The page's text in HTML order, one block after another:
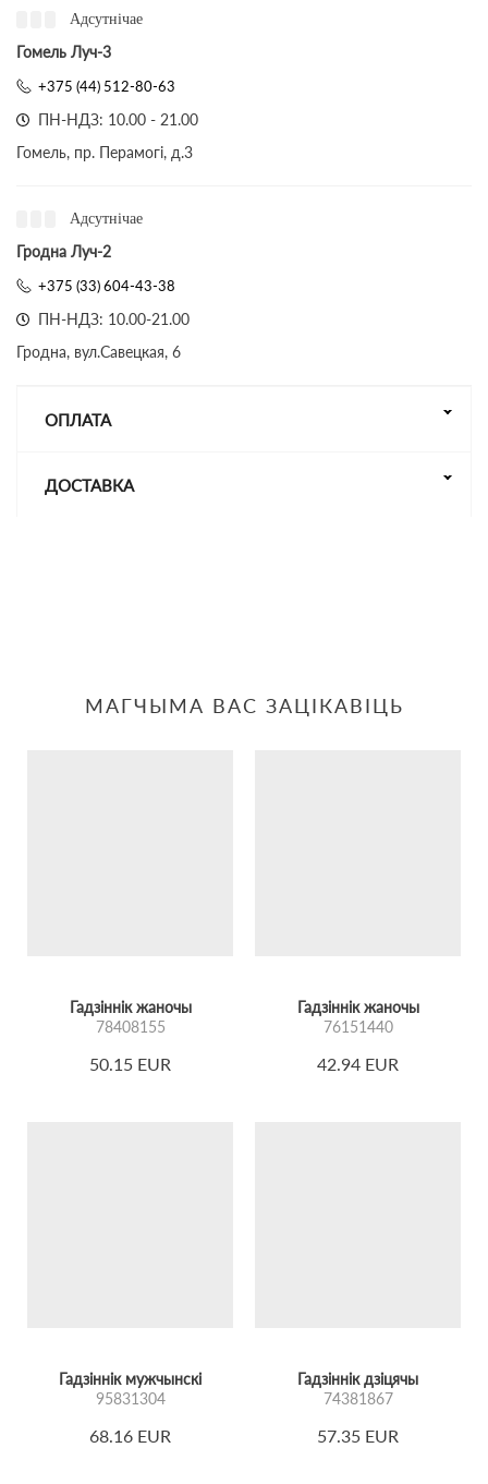
Адсутнічае
Гомель Луч-3
+375 (44) 512-80-63
ПН-НДЗ: 10.00 - 21.00
Гомель, пр. Перамогі, д.3
Адсутнічае
Гродна Луч-2
+375 (33) 604-43-38
ПН-НДЗ: 10.00-21.00
Гродна, вул.Савецкая, 6
ОПЛАТА
ДОСТАВКА
МАГЧЫМА ВАС ЗАЦІКАВІЦЬ
Гадзіннік жаночы
78408155
50.15 EUR
Гадзіннік жаночы
76151440
42.94 EUR
Гадзіннік мужчынскі
95831304
68.16 EUR
Гадзіннік дзіцячы
74381867
57.35 EUR